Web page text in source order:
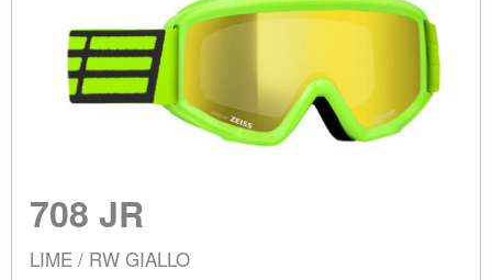
708 JR
LIME / RW GIALLO